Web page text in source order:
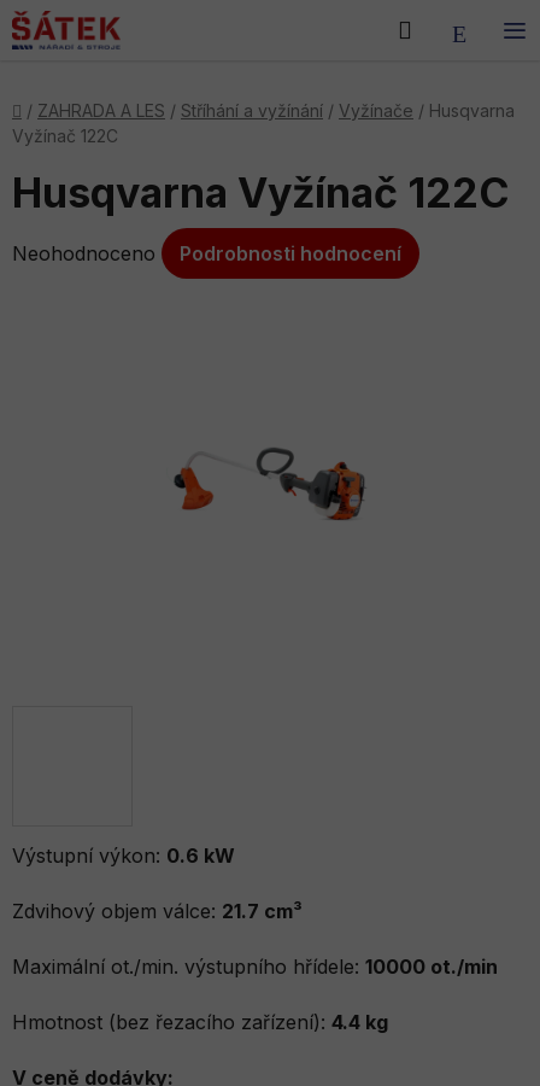
Přejít
na
Hledat
Domů
/ ZAHRADA A LES / Stříhání a vyžínání / Vyžínače / Husqvarna
Vyžínač 122C
Výstupní výkon: 0.6 kW
Zdvihový objem válce: 21.7 cm³
Maximální ot./min. výstupního hřídele: 10000 ot./min
Hmotnost (bez řezacího zařízení): 4.4 kg
V ceně dodávky:
Husqvarna Vyžínač 122C
Průměrné
Neohodnoceno Podrobnosti hodnocení